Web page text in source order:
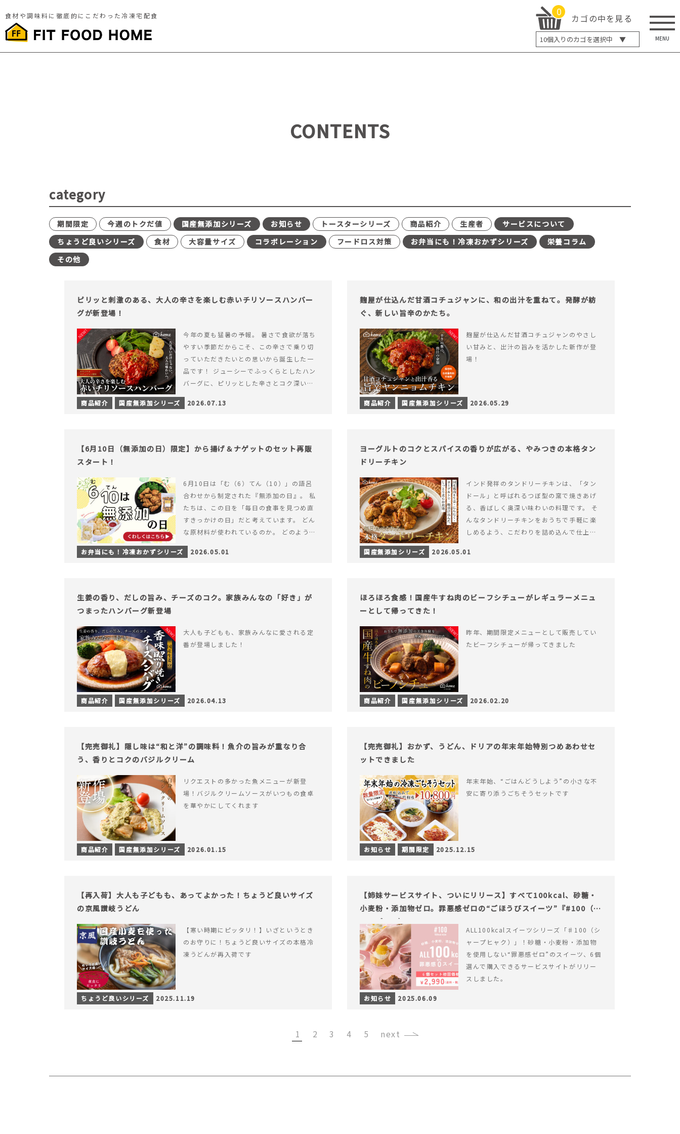
食材や調味料に徹底的にこだわった冷凍宅配食 0
カゴの中を見る
10個入りのカゴを選択中 ▼
5個入り
MENU
CONTENTS
category
期間限定 今週のトクだ値 国産無添加シリーズ お知らせ トースターシリーズ 商品紹介 生産者
サービスについて
ちょうど良いシリーズ
食材 大容量サイズ コラボレーション フードロス対策 お弁当にも！冷凍おかずシリーズ
栄養コラム
その他
ピリッと刺激のある、大人の辛さを楽しむ赤いチリソースハンバー
グが新登場！
今年の夏も猛暑の予報。 暑さで食欲が落ち
やすい季節だからこそ、この辛さで乗り切
っていただきたいとの思いから誕生した一
品です！ ジューシーでふっくらとしたハン
バーグに、ピリッとした辛さとコク深い旨
みが楽しめる特製チリソース&hellip; 続き
を読む ピリッと刺激のある、大人の辛さを
商品紹介 国産無添加シリーズ 2026.07.13
麹屋が仕込んだ甘酒コチュジャンに、和の出汁を重ねて。発酵が紡
ぐ、新しい旨辛のかたち。
麹屋が仕込んだ甘酒コチュジャンのやさし
い甘みと、出汁の旨みを活かした新作が登
場！
商品紹介 国産無添加シリーズ 2026.05.29
【6月10日（無添加の日）限定】から揚げ＆ナゲットのセット再販
スタート！
6月10日は「む（6）てん（10）」の語呂
合わせから制定された『無添加の日』。 私
たちは、この日を「毎日の食事を見つめ直
すきっかけの日」だと考えています。 どん
な原材料が使われているのか。 どのように
つくられているのか。&hellip; 続きを読む
【6月10日（無添加の日）限定】から揚げ
お弁当にも！冷凍おかずシリーズ 2026.05.01
ヨーグルトのコクとスパイスの香りが広がる、やみつきの本格タン
ドリーチキン
インド発祥のタンドリーチキンは、「タン
ドール」と呼ばれるつぼ型の窯で焼きあげ
る、香ばしく奥深い味わいの料理です。 そ
んなタンドリーチキンをおうちで手軽に楽
しめるよう、こだわりを詰め込んで仕上げ
を読む ヨーグルトのコクとスパイスの香り
国産無添加シリーズ 2026.05.01
生姜の香り、だしの旨み、チーズのコク。家族みんなの「好き」が
つまったハンバーグ新登場
大人も子どもも、家族みんなに愛される定
番が登場しました！
商品紹介 国産無添加シリーズ 2026.04.13
ほろほろ食感！国産牛すね肉のビーフシチューがレギュラーメニュ
ーとして帰ってきた！
昨年、期間限定メニューとして販売してい
たビーフシチューが帰ってきました
商品紹介 国産無添加シリーズ 2026.02.20
【完売御礼】隠し味は“和と洋”の調味料！魚介の旨みが重なり合
う、香りとコクのバジルクリーム
リクエストの多かった魚メニューが新登
場！バジルクリームソースがいつもの食卓
を華やかにしてくれます
商品紹介 国産無添加シリーズ 2026.01.15
【完売御礼】おかず、うどん、ドリアの年末年始特別つめあわせセ
ットできました
年末年始、“ごはんどうしよう”の小さな不
安に寄り添うごちそうセットです
お知らせ 期間限定 2025.12.15
【再入荷】大人も子どもも、あってよかった！ちょうど良いサイズ
の京風讃岐うどん
【寒い時期にピッタリ！】いざというとき
のお守りに！ちょうど良いサイズの本格冷
凍うどんが再入荷です
ちょうど良いシリーズ 2025.11.19
【姉妹サービスサイト、ついにリリース】すべて100kcal、砂糖・
小麦粉・添加物ゼロ。罪悪感ゼロの“ごほうびスイーツ”『#100（シ
ャープ100）』
ALL100kcalスイーツシリーズ「♯100（シ
ャープヒャク）」！砂糖・小麦粉・添加物
を使用しない“罪悪感ゼロ”のスイーツ、6個
選んで購入できるサービスサイトがリリー
スしました。
お知らせ 2025.06.09
1 2 3 4 5 ›